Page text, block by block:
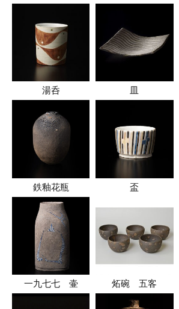
湯呑 皿
鉄釉花瓶 盃
一九七七 壷 炻碗 五客